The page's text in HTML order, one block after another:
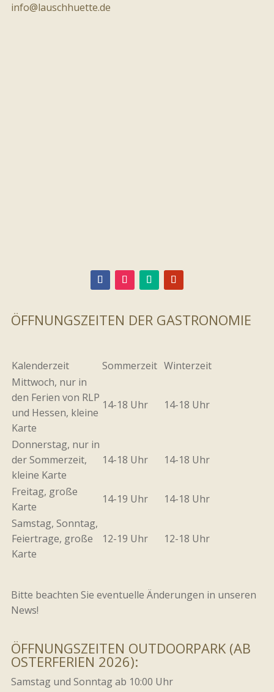
info@lauschhuette.de
ÖFFNUNGSZEITEN DER GASTRONOMIE
Kalenderzeit Sommerzeit Winterzeit
Mittwoch, nur in
den Ferien von RLP
und Hessen, kleine
Karte
14-18 Uhr 14-18 Uhr
Donnerstag, nur in
der Sommerzeit,
kleine Karte
14-18 Uhr 14-18 Uhr
Freitag, große
Karte
14-19 Uhr
14-18 Uhr
Samstag, Sonntag,
Feiertrage, große
Karte
12-19 Uhr 12-18 Uhr
Bitte beachten Sie eventuelle Änderungen in unseren
News!
ÖFFNUNGSZEITEN OUTDOORPARK (AB
OSTERFERIEN 2026):
Samstag und Sonntag ab 10:00 Uhr